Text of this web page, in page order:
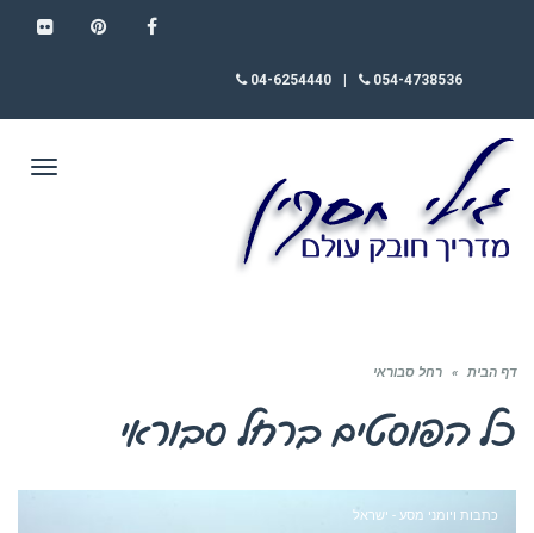
054-4738536
04-6254440
דף הבית » רחל סבוראי
כל הפוסטים ברחל סבוראי
כתבות ויומני מסע - ישראל